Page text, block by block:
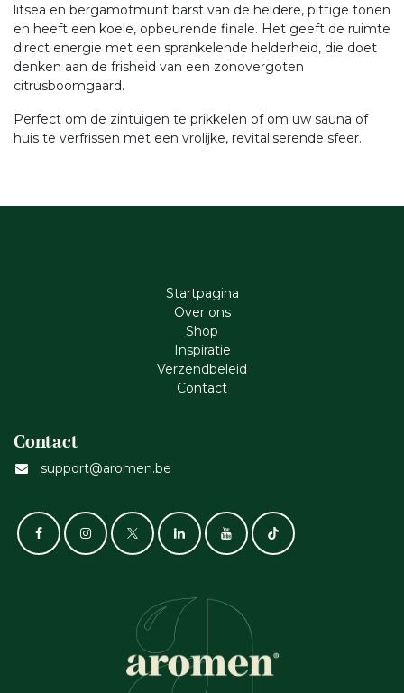
litsea en bergamotmunt barst van de heldere, pittige tonen
en heeft een koele, opbeurende finale. Het geeft de ruimte
direct energie met een sprankelende helderheid, die doet
denken aan de frisheid van een zonovergoten
citrusboomgaard.
Perfect om de zintuigen te prikkelen of om uw sauna of
huis te verfrissen met een vrolijke, revitaliserende sfeer.
Startpagina
Ove​r​ ons
Shop
Inspiratie
Verzendbeleid
Cont​act
Contact
support@aromen.be